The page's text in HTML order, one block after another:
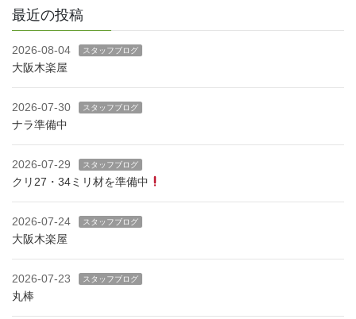
最近の投稿
2026-08-04 スタッフブログ
大阪木楽屋
2026-07-30 スタッフブログ
ナラ準備中
2026-07-29 スタッフブログ
クリ27・34ミリ材を準備中
2026-07-24 スタッフブログ
大阪木楽屋
2026-07-23 スタッフブログ
丸棒